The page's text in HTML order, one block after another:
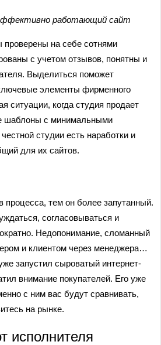
работающий сайт
на себе сотнями
с учетом отзывов, понятны и
Выделиться поможет
элементы фирменного
ситуации, когда студия продает
шаблоны с минимальными
студии есть наработки и
для их сайтов.
процесса, тем он более запутанный.
согласовываться и
Недопонимание, сломанный
и клиентом через менеджера…
запустил сыроватый интернет-
внимание покупателей. Его уже
с ним вас будут сравнивать,
на рынке.
исполнителя